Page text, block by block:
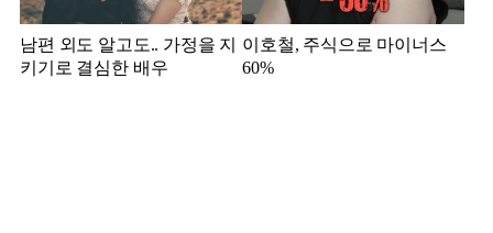
남편 외도 알고도.. 가정을 지
키기로 결심한 배우
이호철, 주식으로 마이너스
60%